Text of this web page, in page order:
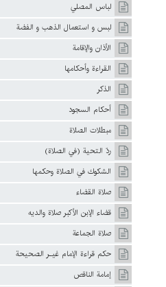
لباس المصلي
لبس و استعمال الذهب و الفضة
الأذان والإقامة
القراءة وأحكامها
الذكر
أحكام السجود
مبطلات الصلاة
ردّ التحية (في الصلاة)
الشكوك في الصلاة وحكمها
صلاة القضاء
قضاء الإبن الأكبر صلاة والديه
صلاة الجماعة
حكم قراءة الإمام غيـر الصحيحة
إمامة الناقص